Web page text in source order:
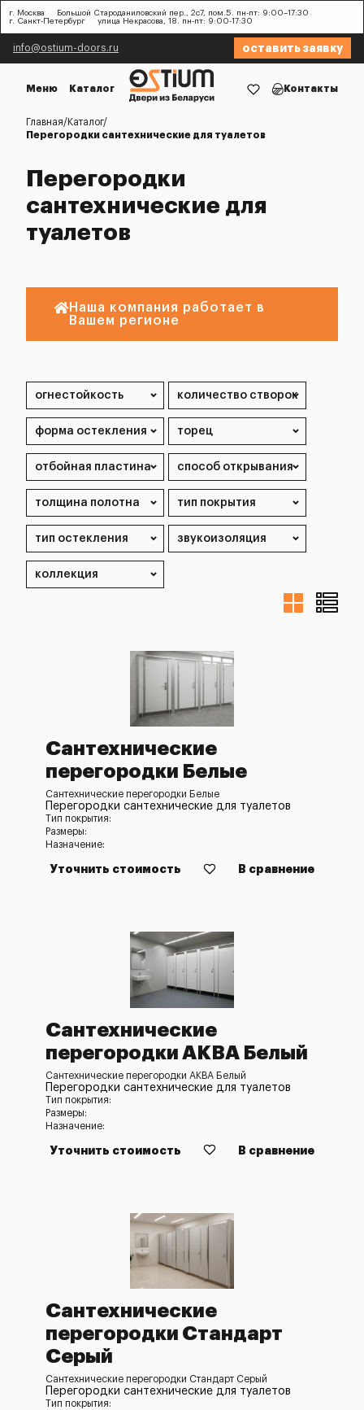
г. Москва
Большой Староданиловский пер., 2с7, пом.5. пн-пт: 9:00–17:30
г. Санкт-Петербург
улица Некрасова, 18. пн-пт: 9:00-17:30
info@ostium-doors.ru оставить заявку
Меню Каталог Контакты
Главная
Каталог
Перегородки сантехнические для туалетов
Перегородки
сантехнические для
туалетов
Наша компания работает в
Вашем регионе
Сантехнические
перегородки Белые
Сантехнические перегородки Белые
Перегородки сантехнические для туалетов
Тип покрытия:
Размеры:
Назначение:
Уточнить стоимость В сравнение
Сантехнические
перегородки АКВА Белый
Сантехнические перегородки АКВА Белый
Перегородки сантехнические для туалетов
Тип покрытия:
Размеры:
Назначение:
Уточнить стоимость В сравнение
Сантехнические
перегородки Стандарт
Серый
Сантехнические перегородки Стандарт Серый
Перегородки сантехнические для туалетов
Тип покрытия: